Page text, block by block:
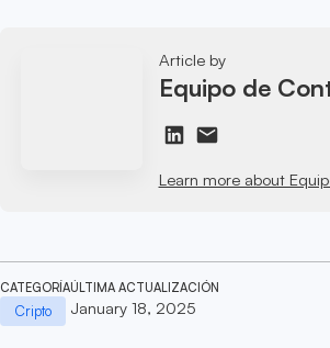
Article by
Equipo de
Learn more about
CATEGORÍA
Cripto
ÚLTIMA ACTUALIZACIÓN
January 18, 2025